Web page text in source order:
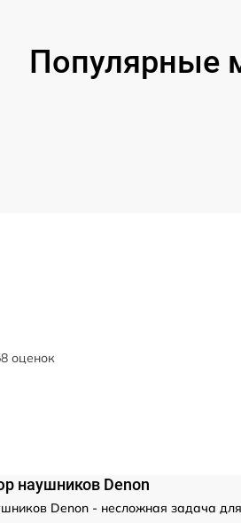
Популярные
оценок
наушников Denon
Denon - несложная задача